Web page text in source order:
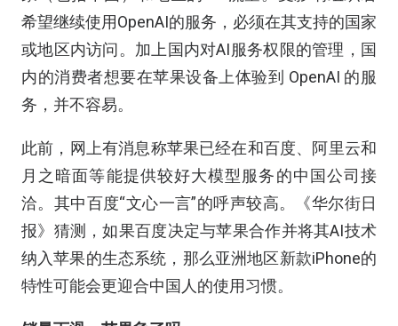
希望继续使用OpenAI的服务，必须在其支持的国家
或地区内访问。加上国内对AI服务权限的管理，国
内的消费者想要在苹果设备上体验到 OpenAI 的服
务，并不容易。
此前，网上有消息称苹果已经在和百度、阿里云和
月之暗面等能提供较好大模型服务的中国公司接
洽。其中百度“文心一言”的呼声较高。《华尔街日
报》猜测，如果百度决定与苹果合作并将其AI技术
纳入苹果的生态系统，那么亚洲地区新款iPhone的
特性可能会更迎合中国人的使用习惯。